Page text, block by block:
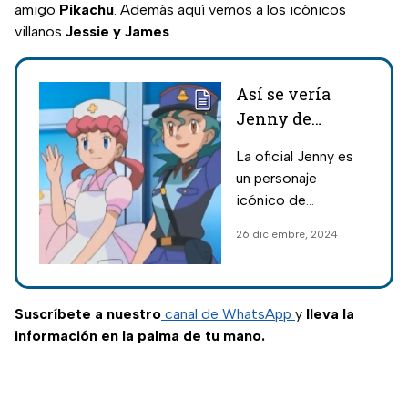
amigo Pikachu. Además aquí vemos a los icónicos
villanos Jessie y James.
Así se vería
Jenny de
fuera una mujer
en la vida real
La oficial Jenny es
un personaje
icónico de
has preguntado
vida real la mujer
que hace valer la ley
en el mundo
26 diciembre, 2024
Suscríbete a nuestro canal de WhatsApp y lleva la
información en la palma de tu mano.